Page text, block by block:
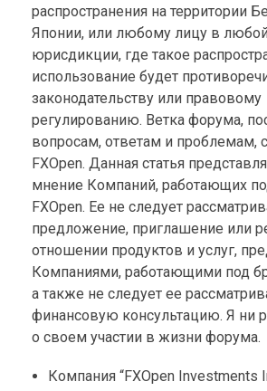
распространения на территории
Японии, или любому лицу в
юрисдикции, где такое
использование будет
законодательству или правовому
регулированию. Ветка форума,
вопросам, ответам и проблемам,
FXOpen. Данная статья
мнение Компаний, работающих
FXOpen. Ее не следует
предложение, приглашение или
отношении продуктов и услуг,
Компаниями, работающими под
а также не следует ее
финансовую консультацию. Я ни
о своем участии в жизни форума.
Компания “FXOpen Investments